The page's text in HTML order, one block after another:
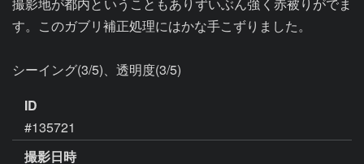
す。このガブリ補正処理にはかな手こずりました。
シーイング(3/5)、透明度(3/5)
ID
#135721
撮影日時